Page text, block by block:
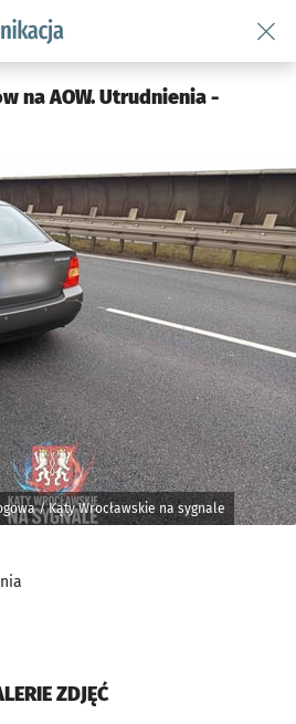
podserwis: Komunikacja
na AOW. Utrudnienia -
/ Kąty Wrocławskie na sygnale
ZDJĘĆ